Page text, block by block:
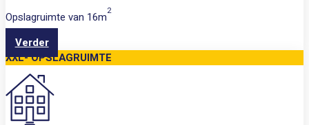
Opslagruimte van 16m2
Verder
XXL- OPSLAGRUIMTE